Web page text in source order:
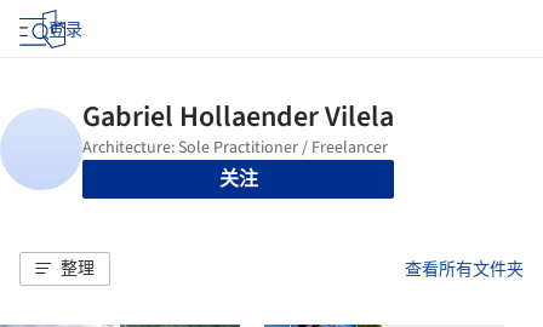
登录
关注
整理 查看所有文件夹